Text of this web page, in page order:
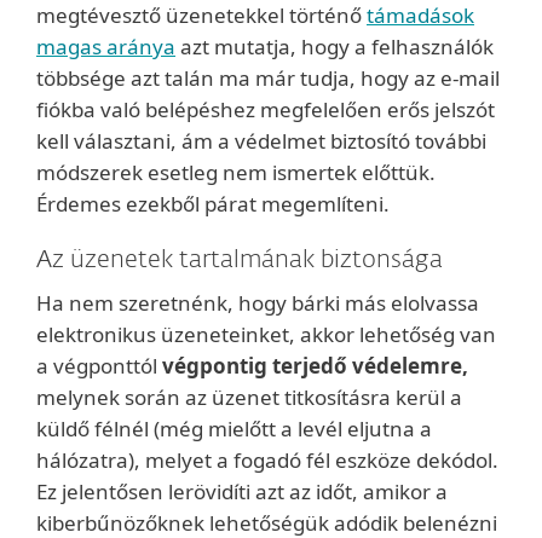
megtévesztő üzenetekkel történőtámadások
magas aránya azt mutatja, hogy a felhasználók
többsége azt talán ma már tudja, hogy az e-mail
fiókba való belépéshez megfelelően erős jelszót
kell választani, ám a védelmet biztosító további
módszerek esetleg nem ismertek előttük.
Érdemes ezekből párat megemlíteni.
Az üzenetek tartalmának biztonsága
Ha nem szeretnénk, hogy bárki más elolvassa
elektronikus üzeneteinket, akkor lehetőség van
a végponttól végpontig terjedő védelemre,
melynek során az üzenet titkosításra kerül a
küldő félnél (még mielőtt a levél eljutna a
hálózatra), melyet a fogadó fél eszköze dekódol.
Ez jelentősen lerövidíti azt az időt, amikor a
kiberbűnözőknek lehetőségük adódik belenézni